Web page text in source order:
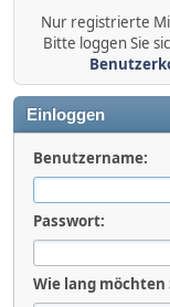
Nur registrierte
Bitte loggen Sie
Einloggen
Benutzername:
Passwort:
Wie lang möchten